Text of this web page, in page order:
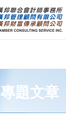
專題文章